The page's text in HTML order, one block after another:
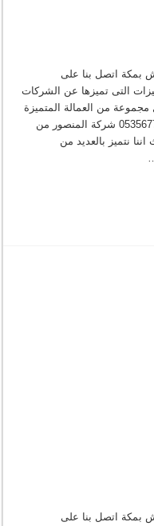
بمكة اتصل بنا على
المميزات التى تميزها عن الشركات
مجموعة من العمالة المتميزة
والماهرة للاتصال المباشر اضغط على 0535677800 شركة المنصور من
نتميز بالعديد من
بمكة اتصل بنا على